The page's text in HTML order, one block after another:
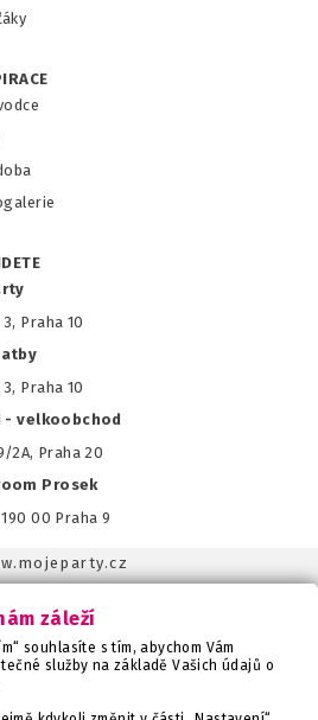
Praha 10
Praha 10
- velkoobchod
2A, Praha 20
Prosek
00 Praha 9
záleží
souhlasíte s tím, abychom Vám
služby na základě Vašich údajů o